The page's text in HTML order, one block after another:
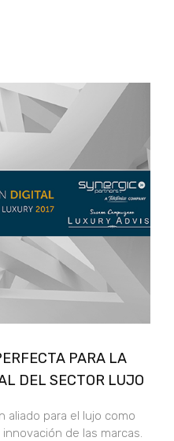
PARA LA
DEL SECTOR LUJO
aliado para el lujo como
de las marcas.